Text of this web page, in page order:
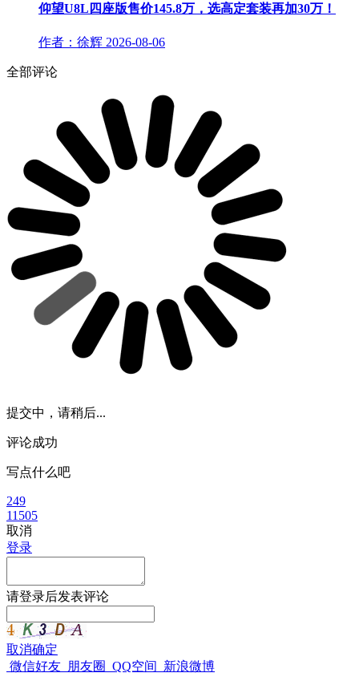
仰望U8L四座版售价145.8万，选高定套装再加30万！
作者：徐辉 2026-08-06
全部评论
提交中，请稍后...
评论成功
写点什么吧
249
11505
取消
登录
请登录后发表评论
取消确定
微信好友 朋友圈 QQ空间 新浪微博